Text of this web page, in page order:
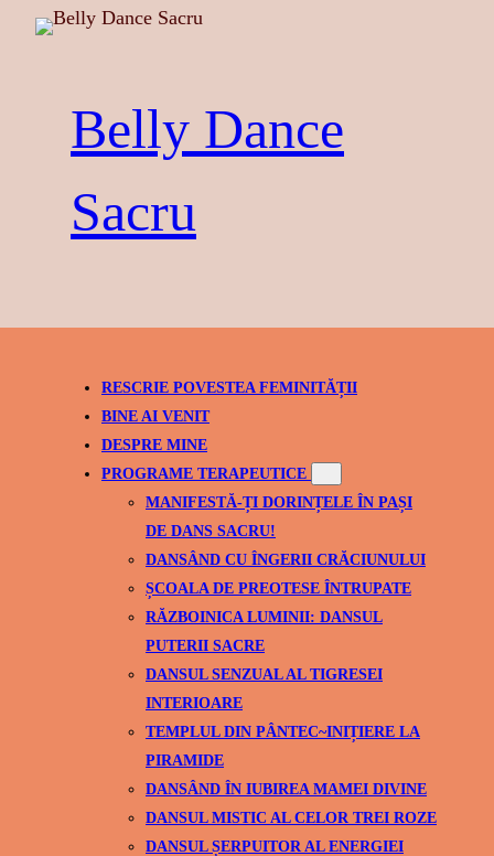
Belly Dance
Sacru
RESCRIE POVESTEA FEMINITĂȚII
BINE AI VENIT
DESPRE MINE
PROGRAME TERAPEUTICE
MANIFESTĂ-ȚI DORINȚELE ÎN PAȘI
DE DANS SACRU!
DANSÂND CU ÎNGERII CRĂCIUNULUI
ȘCOALA DE PREOTESE ÎNTRUPATE
RĂZBOINICA LUMINII: DANSUL
PUTERII SACRE
DANSUL SENZUAL AL TIGRESEI
INTERIOARE
TEMPLUL DIN PÂNTEC~INIȚIERE LA
PIRAMIDE
DANSÂND ÎN IUBIREA MAMEI DIVINE
DANSUL MISTIC AL CELOR TREI ROZE
DANSUL ȘERPUITOR AL ENERGIEI